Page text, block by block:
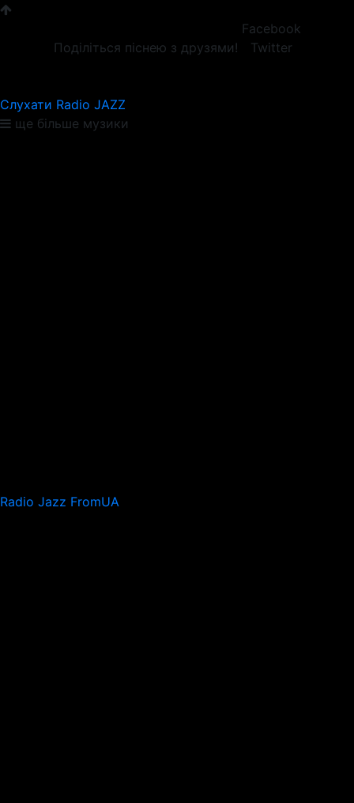
Поділіться піснею з друзями!
Facebook
Twitter
Слухати Radio JAZZ
ще більше музики
Radio Jazz FromUA